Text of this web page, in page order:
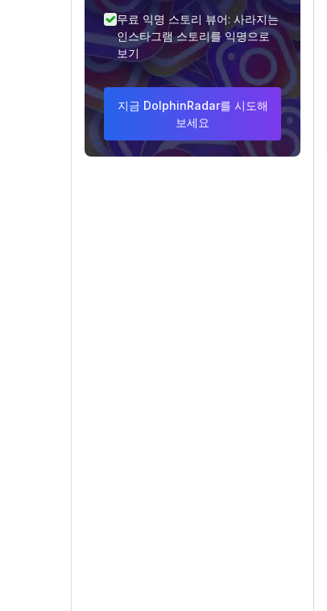
무료 익명 스토리 뷰어: 사라지는
인스타그램 스토리를 익명으로
보기
지금 DolphinRadar를 시도해
보세요